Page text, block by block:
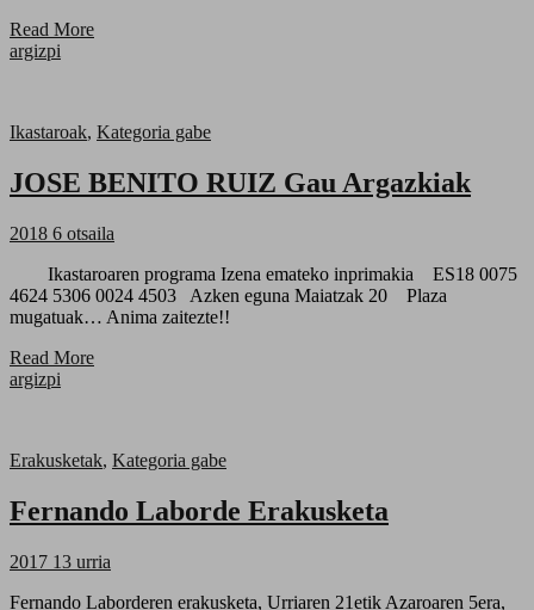
Read More
argizpi
Ikastaroak, Kategoria gabe
JOSE BENITO RUIZ Gau Argazkiak
2018 6 otsaila
Ikastaroaren programa Izena emateko inprimakia ES18 0075
4624 5306 0024 4503 Azken eguna Maiatzak 20 Plaza
mugatuak… Anima zaitezte!!
Read More
argizpi
Erakusketak, Kategoria gabe
Fernando Laborde Erakusketa
2017 13 urria
Fernando Laborderen erakusketa, Urriaren 21etik Azaroaren 5era,